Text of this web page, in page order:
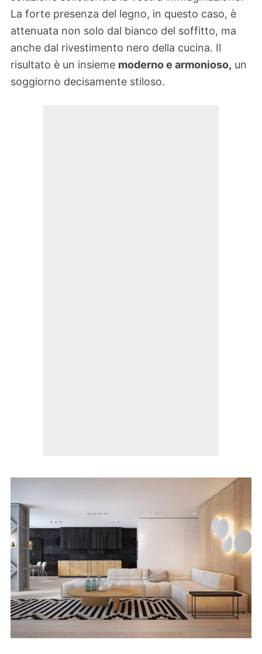
La forte presenza del legno, in questo caso, è
attenuata non solo dal bianco del soffitto, ma
anche dal rivestimento nero della cucina. Il
risultato è un insieme moderno e armonioso, un
soggiorno decisamente stiloso.